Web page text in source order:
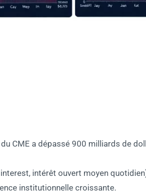
CME a dépassé 900 milliards de
intérêt ouvert moyen
institutionnelle croissante.